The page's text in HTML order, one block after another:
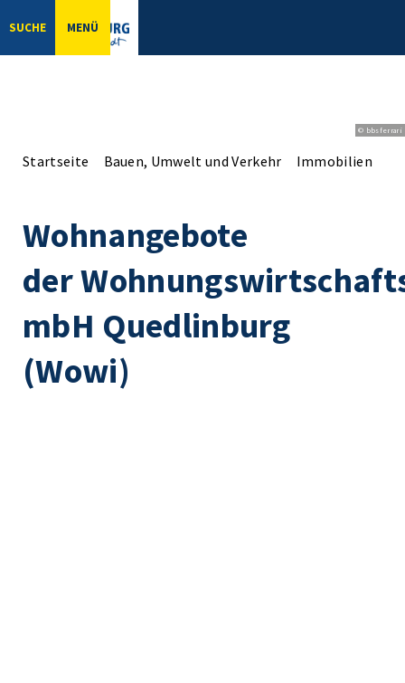
SUCHE MENÜ
© bbsferrari
Startseite Bauen, Umwelt und Verkehr Immobilien
Wohnangebote
der
mbH Quedlinburg
(Wowi)